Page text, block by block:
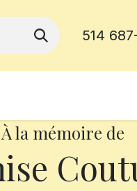
514
À la mémoire de